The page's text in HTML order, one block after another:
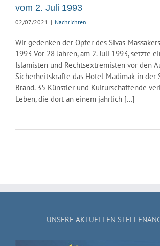
vom 2. Juli 1993
02/07/2021 | Nachrichten
Wir gedenken der Opfer des Sivas-
1993 Vor 28 Jahren, am 2. Juli 1993, setzte
Islamisten und Rechtsextremisten vor den
Sicherheitskräfte das Hotel-Madimak in der
Brand. 35 Künstler und Kulturschaffende
Leben, die dort an einem jährlich [...]
UNSERE AKTUELLEN